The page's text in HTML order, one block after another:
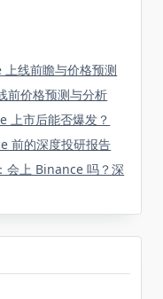
上线前瞻与价格预测
前价格预测与分析
上市后能否爆发？
前的深度投研报告
会上 Binance 吗？深